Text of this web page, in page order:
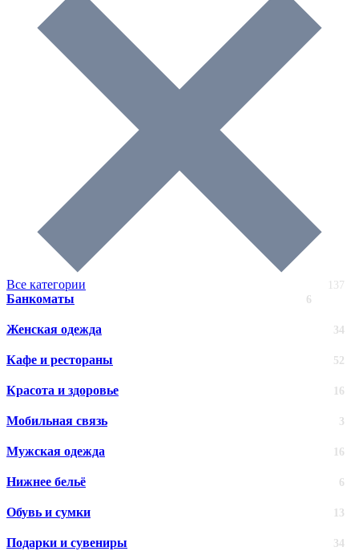
Все категории 137
Банкоматы 6
Женская одежда 34
Кафе и рестораны 52
Красота и здоровье 16
Мобильная связь 3
Мужская одежда 16
Нижнее бельё 6
Обувь и сумки 13
Подарки и сувениры 34